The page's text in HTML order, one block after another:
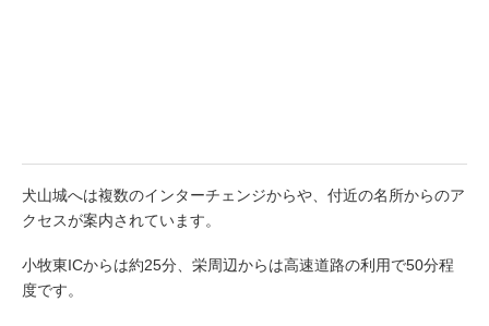
犬山城へは複数のインターチェンジからや、付近の名所からのア
クセスが案内されています。
小牧東ICからは約25分、栄周辺からは高速道路の利用で50分程
度です。